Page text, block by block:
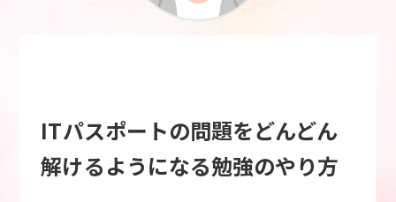
ITパスポートの問題をどんどん
解けるようになる勉強のやり方